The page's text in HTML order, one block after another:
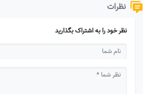
نظرات
نظر خود را به اشتراک بگذارید